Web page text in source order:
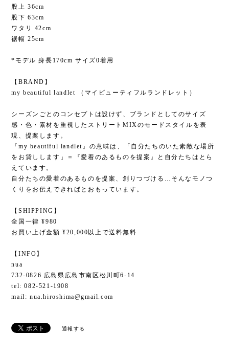
股上 36cm
股下 63cm
ワタリ 42cm
裾幅 25cm
*モデル 身長170cm サイズ0着用
【BRAND】
my beautiful landlet （マイビューティフルランドレット）
シーズンごとのコンセプトは設けず、ブランドとしてのサイズ
感・色・素材を重視したストリートMIXのモードスタイルを表
現、提案します。
『my beautiful landlet』の意味は、「自分たちのいた素敵な場所
をお貸しします」＝『愛着のあるものを提案』と自分たちはとら
えています。
自分たちの愛着のあるものを提案、創りつづける…そんなモノつ
くりをお伝えできればとおもっています。
【SHIPPING】
全国一律 ¥980
お買い上げ金額 ¥20,000以上で送料無料
【INFO】
nua
732-0826 広島県広島市南区松川町6-14
tel: 082-521-1908
mail: nua.hiroshima@gmail.com
通報する